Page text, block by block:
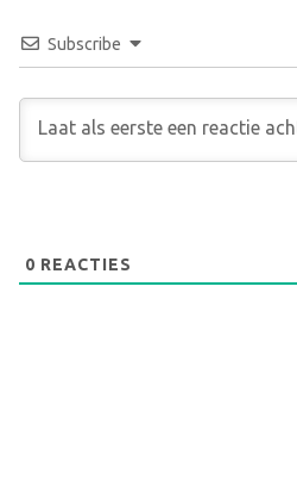
Subscribe
0 REACTIES